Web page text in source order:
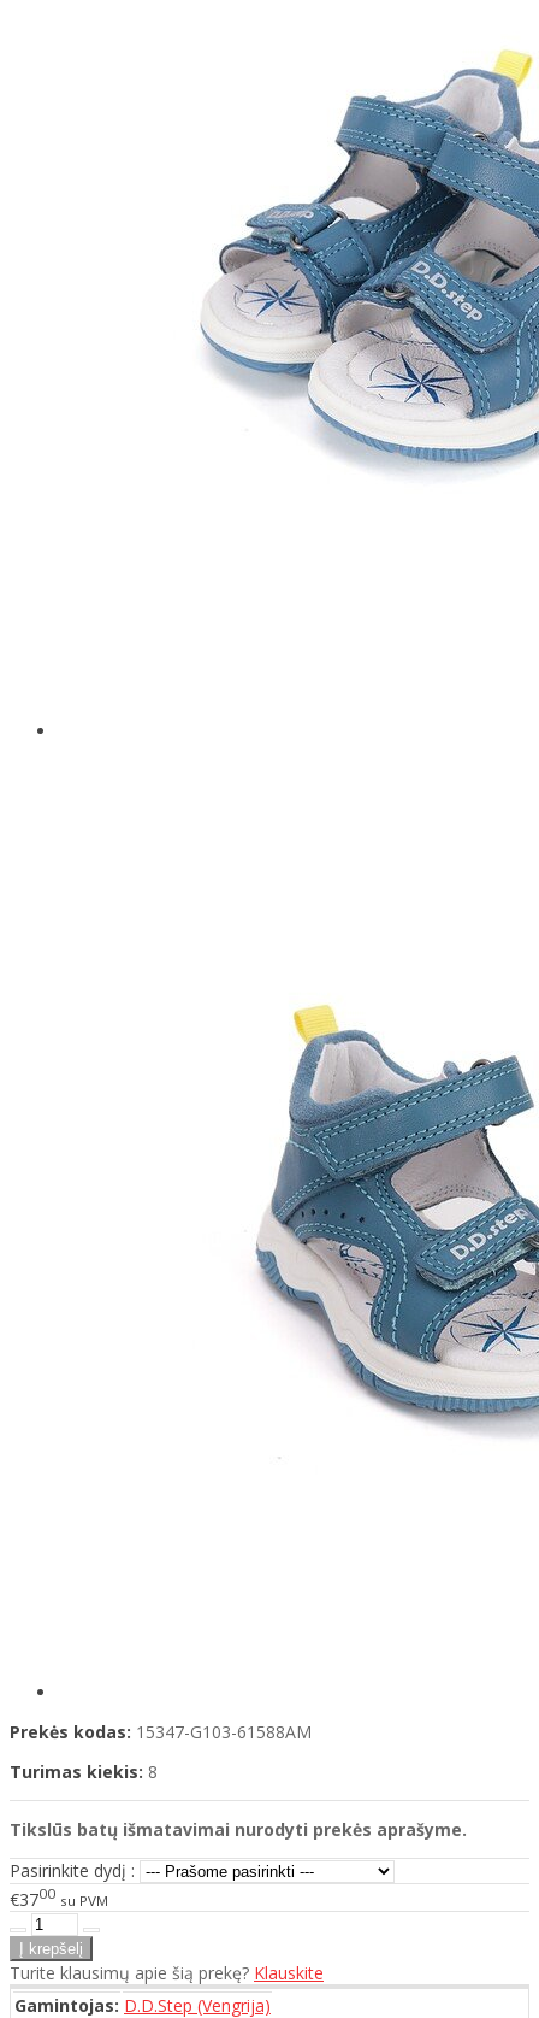
Prekės kodas: 15347-G103-61588AM
Turimas kiekis: 8
Tikslūs batų išmatavimai nurodyti prekės aprašyme.
Pasirinkite dydį :
€3700 su PVM
Turite klausimų apie šią prekę? Klauskite
Gamintojas: D.D.Step (Vengrija)